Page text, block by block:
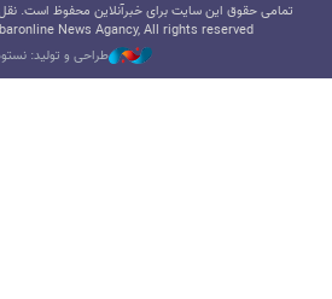
تمامی حقوق این سایت برای خبرآنلاین محفوظ است.
News Agancy, All rights reserved
طراحی و تولید: